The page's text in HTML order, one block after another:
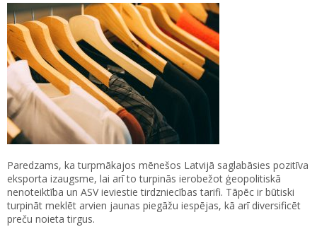
Paredzams, ka turpmākajos mēnešos Latvijā saglabāsies pozitīva
eksporta izaugsme, lai arī to turpinās ierobežot ģeopolitiskā
nenoteiktība un ASV ieviestie tirdzniecības tarifi. Tāpēc ir būtiski
turpināt meklēt arvien jaunas piegāžu iespējas, kā arī diversificēt
preču noieta tirgus.